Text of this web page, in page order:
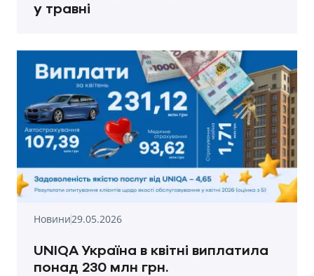
у травні
Новини29.05.2026
UNIQA Україна в квітні виплатила
понад 230 млн грн.